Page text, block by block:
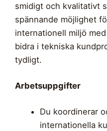
smidigt och kvalitativt
spännande möjlighet
internationell miljö
bidra i tekniska
tydligt.
Arbetsuppgifter
Du koordinerar
internationella